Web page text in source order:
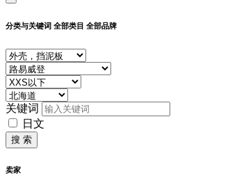
分类与关键词 全部类目 全部品牌
关键词
日文
搜 索
卖家